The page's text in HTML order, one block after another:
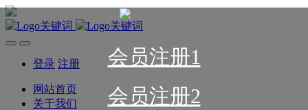
会员注册1
会员注册2
登录 注册
网站首页
关于我们